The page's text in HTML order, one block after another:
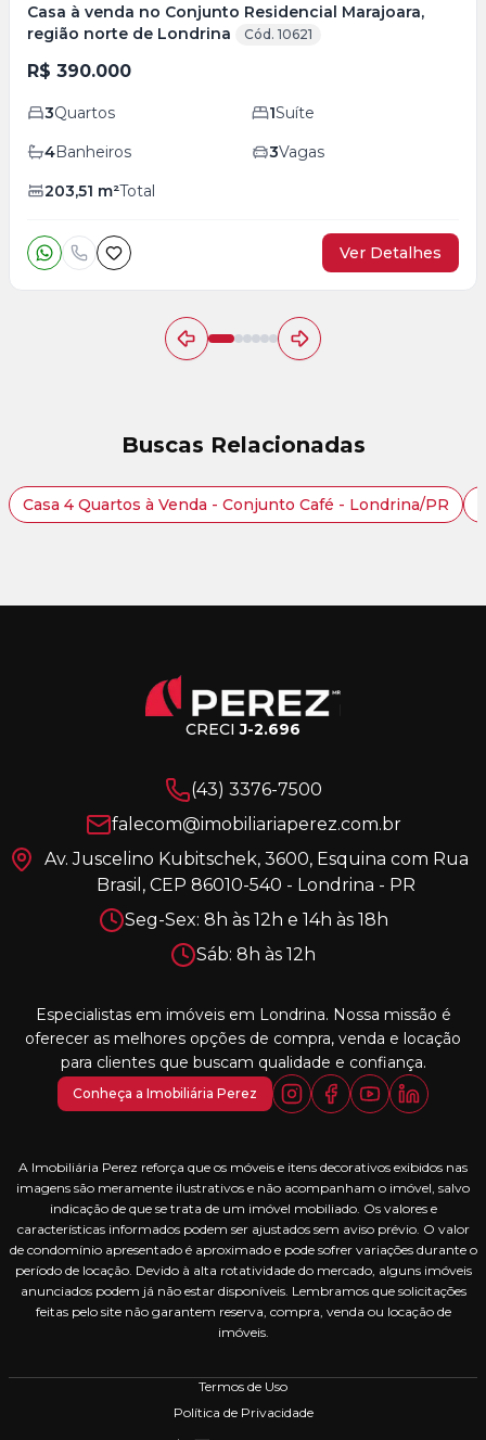
Casa à venda no Conjunto Residencial Marajoara,
região norte de Londrina
Cód. 10621
R$ 390.000
3Quartos 1Suíte
4Banheiros 3Vagas
203,51 m²Total
Ver Detalhes
Buscas Relacionadas
Casa 4 Quartos à Venda - Conjunto Café - Londrina/PR
CRECIJ-2.696
(43) 3376-7500
falecom@imobiliariaperez.com.br
Av. Juscelino Kubitschek, 3600, Esquina com Rua
Brasil, CEP 86010-540 - Londrina - PR
Seg-Sex: 8h às 12h e 14h às 18h
Sáb: 8h às 12h
Especialistas em imóveis em Londrina. Nossa missão é
oferecer as melhores opções de compra, venda e locação
para clientes que buscam qualidade e confiança.
Conheça a Imobiliária Perez
A Imobiliária Perez reforça que os móveis e itens decorativos exibidos nas
imagens são meramente ilustrativos e não acompanham o imóvel, salvo
indicação de que se trata de um imóvel mobiliado. Os valores e
características informados podem ser ajustados sem aviso prévio. O valor
de condomínio apresentado é aproximado e pode sofrer variações durante o
período de locação. Devido à alta rotatividade do mercado, alguns imóveis
anunciados podem já não estar disponíveis. Lembramos que solicitações
feitas pelo site não garantem reserva, compra, venda ou locação de
imóveis.
Termos de Uso
Política de Privacidade